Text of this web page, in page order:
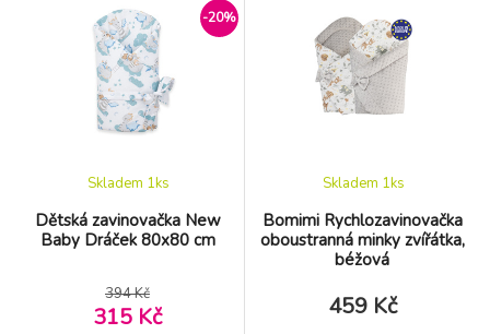
chladnějším
prostředí. Zavinovačka se
zapíná s pomocí suchých zipů.
Zavinovačka je vhodná pro
použití v košíku, postýlce i
kočárku. Díky otvorům pro
prostředí. Zavinovačka se
zapíná s pomocí suchých zipů.
Zavinovačka je vhodná pro
použití v košíku, postýlce i
kočárku. Díky otvorům pro
-20%
Dětská zavinovačka New
Baby Dráček 80x80 cm
Skladem 1ks
394 Kč
315 Kč
Bomimi Rychlozavinovačka
oboustranná minky zvířátka,
béžová
Skladem 1ks
459 Kč